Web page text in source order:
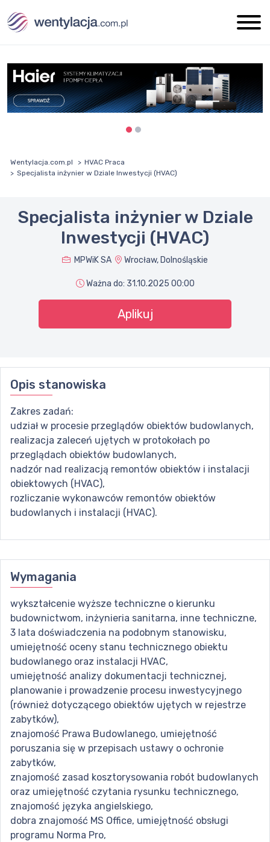
Wentylacja.com.pl
HVAC Praca
Specjalista inżynier w Dziale Inwestycji (HVAC)
Specjalista inżynier w Dziale
Inwestycji (HVAC)
MPWiK SA Wrocław, Dolnośląskie
Ważna do: 31.10.2025 00:00
Aplikuj
Opis stanowiska
Zakres zadań:
udział w procesie przeglądów obiektów budowlanych,
realizacja zaleceń ujętych w protokołach po
przeglądach obiektów budowlanych,
nadzór nad realizacją remontów obiektów i instalacji
obiektowych (HVAC),
rozliczanie wykonawców remontów obiektów
budowlanych i instalacji (HVAC).
Wymagania
wykształcenie wyższe techniczne o kierunku
budownictwom, inżynieria sanitarna, inne techniczne,
3 lata doświadczenia na podobnym stanowisku,
umiejętność oceny stanu technicznego obiektu
budowlanego oraz instalacji HVAC,
umiejętność analizy dokumentacji technicznej,
planowanie i prowadzenie procesu inwestycyjnego
(również dotyczącego obiektów ujętych w rejestrze
zabytków),
znajomość Prawa Budowlanego, umiejętność
poruszania się w przepisach ustawy o ochronie
zabytków,
znajomość zasad kosztorysowania robót budowlanych
oraz umiejętność czytania rysunku technicznego,
znajomość języka angielskiego,
dobra znajomość MS Office, umiejętność obsługi
programu Norma Pro,